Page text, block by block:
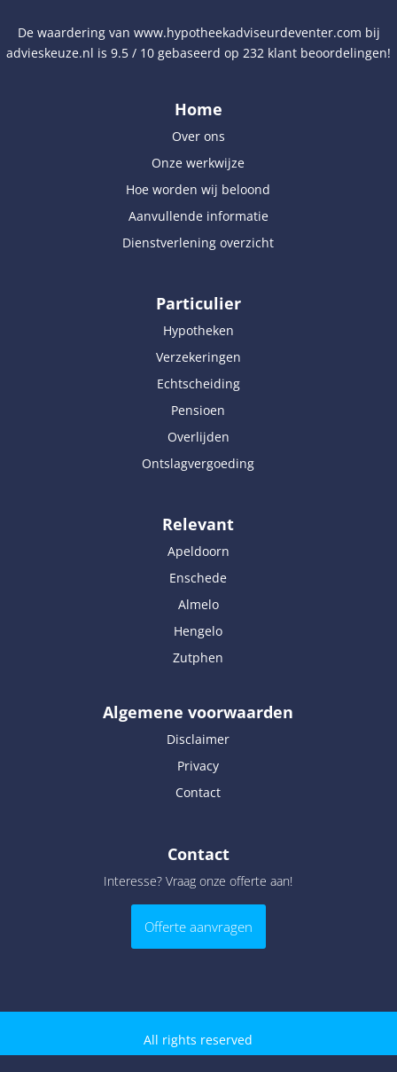
De waardering van www.hypotheekadviseurdeventer.com bij
advieskeuze.nl is 9.5 / 10 gebaseerd op 232 klant beoordelingen!
Home
Over ons
Onze werkwijze
Hoe worden wij beloond
Aanvullende informatie
Dienstverlening overzicht
Particulier
Hypotheken
Verzekeringen
Echtscheiding
Pensioen
Overlijden
Ontslagvergoeding
Relevant
Apeldoorn
Enschede
Almelo
Hengelo
Zutphen
Algemene voorwaarden
Disclaimer
Privacy
Contact
Contact
Interesse? Vraag onze offerte aan!
Offerte aanvragen
All rights reserved